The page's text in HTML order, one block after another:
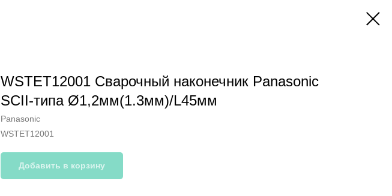
WSTET12001 Сварочный наконечник Panasonic
SCII-типа Ø1,2мм(1.3мм)/L45мм
Panasonic
WSTET12001
Добавить в корзину